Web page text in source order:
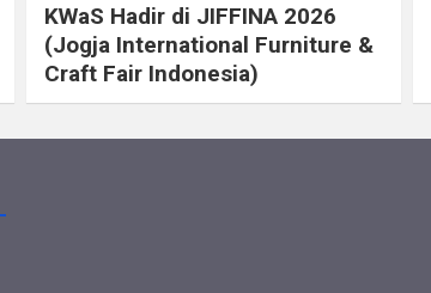
KWaS Hadir di JIFFINA 2026
(Jogja International Furniture &
Craft Fair Indonesia)